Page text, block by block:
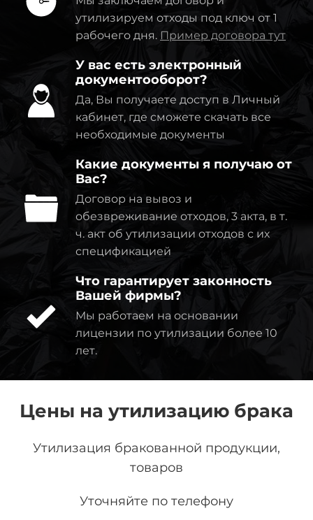
утилизируем отходы под ключ от 1
рабочего дня. Пример договора тут
У вас есть электронный
документооборот?
Да, Вы получаете доступ в Личный
кабинет, где сможете скачать все
необходимые документы
Какие документы я получаю от
Вас?
Договор на вывоз и
обезвреживание отходов, 3 акта, в т.
ч. акт об утилизации отходов с их
спецификацией
Что гарантирует законность
Вашей фирмы?
Мы работаем на основании
лицензии по утилизации более 10
лет.
Цены на утилизацию брака
Утилизация бракованной продукции,
товаров
Уточняйте по телефону